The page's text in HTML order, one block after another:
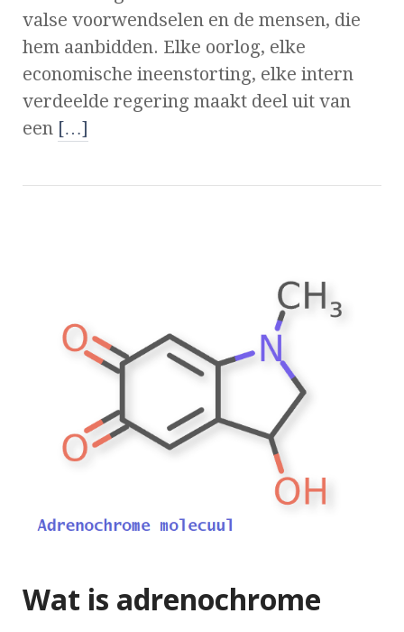
valse voorwendselen en de mensen, die
hem aanbidden. Elke oorlog, elke
economische ineenstorting, elke intern
verdeelde regering maakt deel uit van
een […]
Wat is adrenochrome